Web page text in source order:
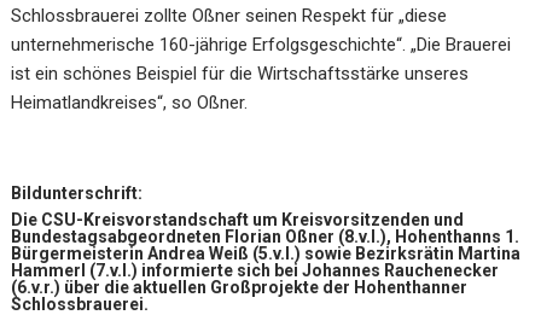
Schlossbrauerei zollte Oßner seinen Respekt für „diese
unternehmerische 160-jährige Erfolgsgeschichte“. „Die Brauerei
ist ein schönes Beispiel für die Wirtschaftsstärke unseres
Heimatlandkreises“, so Oßner.
Bildunterschrift:
Die CSU-Kreisvorstandschaft um Kreisvorsitzenden und
Bundestagsabgeordneten Florian Oßner (8.v.l.), Hohenthanns 1.
Bürgermeisterin Andrea Weiß (5.v.l.) sowie Bezirksrätin Martina
Hammerl (7.v.l.) informierte sich bei Johannes Rauchenecker
(6.v.r.) über die aktuellen Großprojekte der Hohenthanner
Schlossbrauerei.